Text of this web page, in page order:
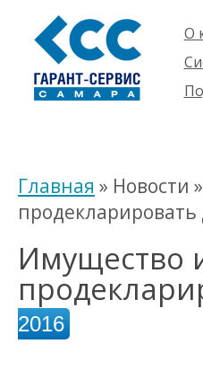
О
О
Главная » Новости
Имущество
2016